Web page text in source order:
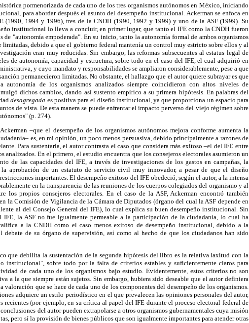
pormenorizada de cada uno de los tres organismos autónomos en México, iniciando
para abordar después el asunto del desempeño institucional. Ackerman se enfoca en
(1990, 1994 y 1996), tres de la CNDH (1990, 1992 y 1999) y uno de la ASF (1999). Su
institucional lo lleva a concluir, en primer lugar, que tanto el IFE como la CNDH fueron
de "autonomía empoderada". En su inicio, tanto la autonomía formal de ambos organismos
limitadas, debido a que el gobierno federal mantenía un control muy estricto sobre ellos y al
eran muy reducidas. Sin embargo, las reformas subsecuentes al estatus legal de
de autonomía, capacidad y estructura, sobre todo en el caso del IFE, el cual adquirió en
y cuyo mandato y responsabilidades se ampliaron considerablemente, pese a que
permanecieron limitadas. No obstante, el hallazgo que el autor quiere subrayar es que
autonomía de los organismos analizados siempre coincidieron con altos niveles de
dichos cambios, dando así sustento empírico a su primera hipótesis. En palabras del
desagregada es positiva para el diseño institucional, ya que proporciona un espacio para
de vista. De esta manera se puede enfrentar el impacto perverso del viejo régimen sobre
(p. 274).
–que el desempeño de los organismos autónomos mejora conforme aumenta la
es, en mi opinión, un poco menos persuasiva, debido principalmente a razones de
Para sustentarla, el autor contrasta el caso que considera más exitoso –el del IFE entre
analizados. En el primero, el estudio encuentra que los consejeros electorales asumieron un
de las capacidades del IFE, a través de investigaciones de los gastos en campañas, la
aprobación de un estatuto de servicio civil muy innovador, a pesar de que el diseño
importantes. El desempeño exitoso del IFE obedeció, según el autor, a la intensa
en la transparencia de las reuniones de los cuerpos colegiados del organismo y al
los propios consejeros electorales. En el caso de la ASF, Ackerman encontró también
la Comisión de Vigilancia de la Cámara de Diputados (órgano del cual la ASF depende en
al del Consejo General del IFE), lo cual explica su buen desempeño institucional. Sin
IFE, la ASF no fue igualmente permeable a la participación de la ciudadanía, lo cual ha
a la CNDH como el caso menos exitoso de desempeño institucional, debido a la
de su órgano de supervisión, así como al hecho de que los ciudadanos han sido
que debilita la sustentación de la segunda hipótesis del libro es la relativa laxitud con la
institucional", sobre todo por la falta de criterios estables y suficientemente claros para
de cada uno de los organismos bajo estudio. Evidentemente, estos criterios no son
a la que siempre están sujetos. Sin embargo, hubiera sido deseable que el autor definiera
que se hace de cada uno de los componentes del desempeño de los organismos.
adquiere un estilo periodístico en el que prevalecen las opiniones personales del autor,
recientes (por ejemplo, en su crítica al papel del IFE durante el proceso electoral federal de
del autor pueden extrapolarse a otros organismos gubernamentales cuya misión
pero sí la provisión de bienes públicos que son igualmente importantes para atender otras